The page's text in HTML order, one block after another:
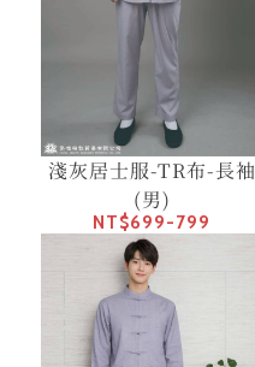
淺灰居士服-TR布-長袖
(男)
NT$699-799